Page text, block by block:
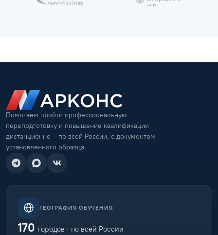
Помогаем пройти профессиональную
переподготовку и повышение квалификации
дистанционно — по всей России, с документом
установленного образца.
ГЕОГРАФИЯ ОБУЧЕНИЯ
170 городов · по всей России